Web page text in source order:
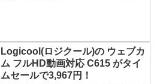
Logicool(ロジクール)の ウェブカ
ム フルHD動画対応 C615 がタイ
ムセールで3,967円！